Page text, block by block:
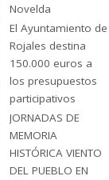
Novelda
El Ayuntamiento de
Rojales destina
150.000 euros a
los presupuestos
participativos
JORNADAS DE
MEMORIA
HISTÓRICA VIENTO
DEL PUEBLO EN